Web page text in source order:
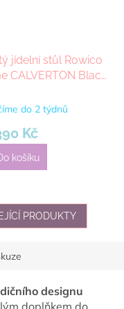
jídelní stůl Rowico
CALVERTON Black,
do 2 týdnů
Kč
košíku
PRODUKTY
designu